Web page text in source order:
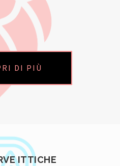
DI PIÙ
ITTICHE